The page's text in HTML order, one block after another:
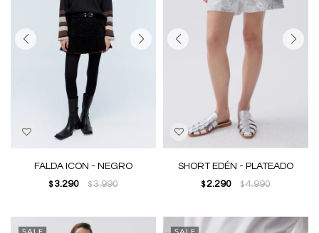
FALDA ICON - NEGRO
$ 3.290 $3.990
SHORT EDÉN - PLATEADO
$ 2.290 $4.990